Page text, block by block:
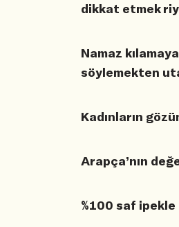
dikkat etmek
Namaz
söylemekten
Kadınların
Arapça’nın
%100 saf